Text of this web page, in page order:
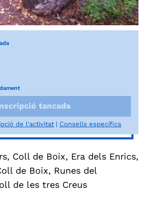
tancada
de l'activitat Consells específics
Coll de Boix, Era dels Enrics,
de Boix, Runes del
de les tres Creus